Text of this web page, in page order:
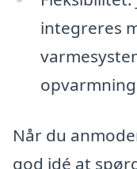
integreres
Når du
god idé at